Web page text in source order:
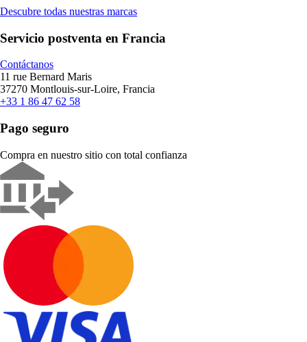
Descubre todas nuestras marcas
Servicio postventa en Francia
Contáctanos
11 rue Bernard Maris
37270 Montlouis-sur-Loire, Francia
+33 1 86 47 62 58
Pago seguro
Compra en nuestro sitio con total confianza